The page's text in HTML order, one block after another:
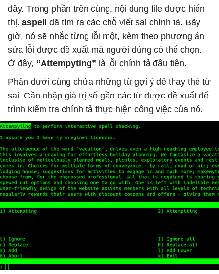
đây. Trong phần trên cùng, nội dung file được hiển
thị. aspell
đã tìm ra các chỗ viết sai chính tả. Bây
giờ, nó sẽ nhắc từng lỗi một, kèm theo phương án
sửa lỗi được đề xuất mà người dùng có thể chọn.
Ở đây, “Attempyting” là lỗi chính tả đầu tiên.
Phần dưới cùng chứa những từ gợi ý để thay thế từ
sai. Cần nhập giá trị số gần các từ được đề xuất để
trình kiểm tra chính tả thực hiện công việc của nó.